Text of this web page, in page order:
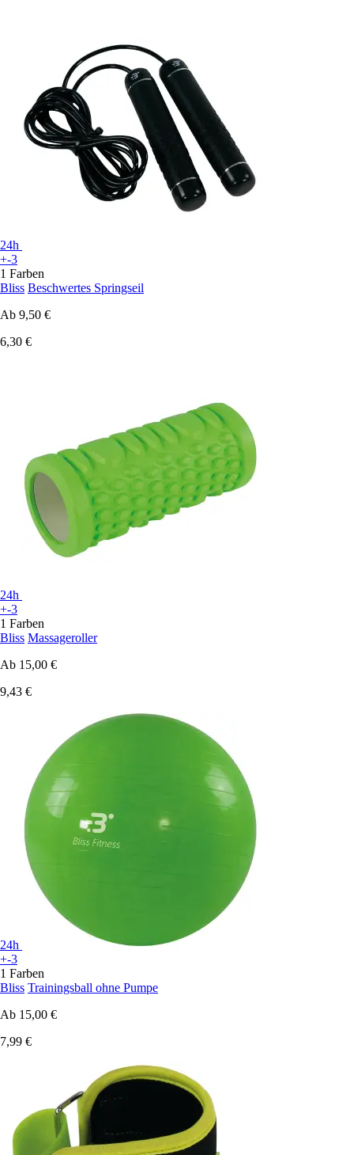
24h
+-3
1 Farben
Bliss Beschwertes Springseil
Ab 9,50 €
6,30 €
24h
+-3
1 Farben
Bliss Massageroller
Ab 15,00 €
9,43 €
24h
+-3
1 Farben
Bliss Trainingsball ohne Pumpe
Ab 15,00 €
7,99 €